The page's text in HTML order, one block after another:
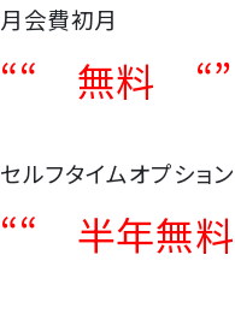
月会費初月
““ 無料 “”
セルフタイムオプション
““ 半年無